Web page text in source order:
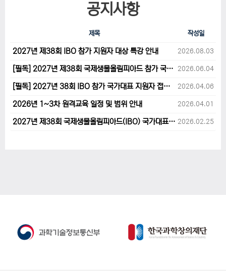
공지사항
제목 작성일
2027년 제38회 IBO 참가 지원자 대상 특강 안내 2026.08.03
[필독] 2027년 제38회 국제생물올림피아드 참가 국가대표 1차후보자 선발고사 범위 및 일정 안내 2026.06.04
[필독] 2027년 38회 IBO 참가 국가대표 지원자 접수 마감 및 원격교육 관련 공지사항 안내입니다. 2026.04.06
2026년 1~3차 원격교육 일정 및 범위 안내 2026.04.01
2027년 제38회 국제생물올림피아드(IBO) 국가대표 후보자 지원 안내 2026.02.25